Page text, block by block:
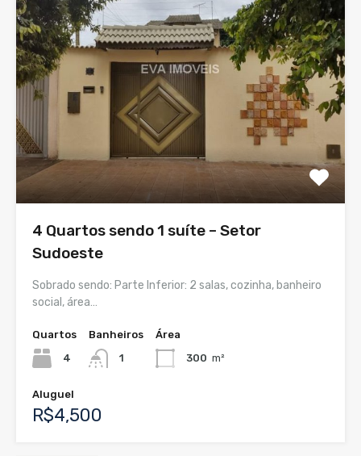
4 Quartos sendo 1 suíte – Setor
Sudoeste
Sobrado sendo: Parte Inferior: 2 salas, cozinha, banheiro
social, área…
Quartos
4
Banheiros
1
Área
300 m²
Aluguel
R$4,500